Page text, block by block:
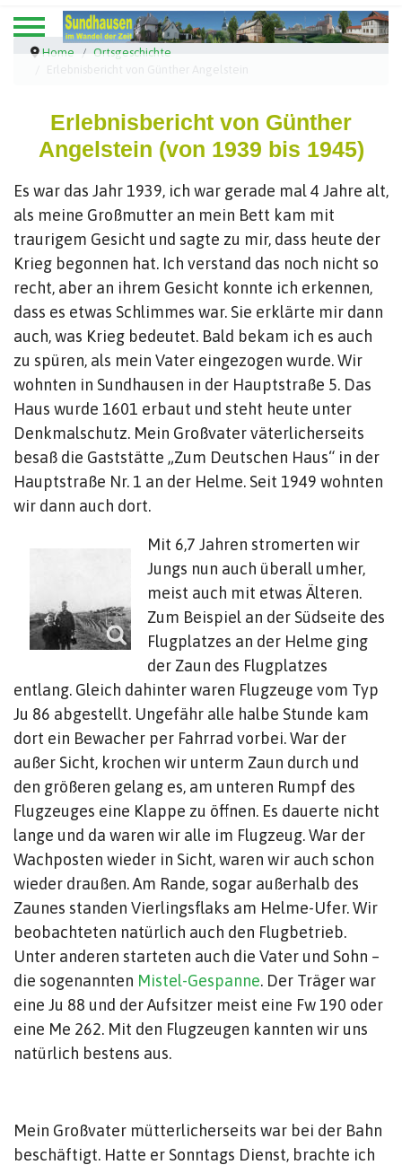
Home
Ortsgeschichte
Erlebnisbericht von Günther
Angelstein (von 1939 bis 1945)
Es war das Jahr 1939, ich war gerade mal 4 Jahre alt,
als meine Großmutter an mein Bett kam mit
traurigem Gesicht und sagte zu mir, dass heute der
Krieg begonnen hat. Ich verstand das noch nicht so
recht, aber an ihrem Gesicht konnte ich erkennen,
dass es etwas Schlimmes war. Sie erklärte mir dann
auch, was Krieg bedeutet. Bald bekam ich es auch
zu spüren, als mein Vater eingezogen wurde. Wir
wohnten in Sundhausen in der Hauptstraße 5. Das
Haus wurde 1601 erbaut und steht heute unter
Denkmalschutz. Mein Großvater väterlicherseits
besaß die Gaststätte „Zum Deutschen Haus“ in der
Hauptstraße Nr. 1 an der Helme. Seit 1949 wohnten
wir dann auch dort.
Mit 6,7 Jahren stromerten wir
Jungs nun auch überall umher,
meist auch mit etwas Älteren.
Zum Beispiel an der Südseite des
Flugplatzes an der Helme ging
der Zaun des Flugplatzes
entlang. Gleich dahinter waren Flugzeuge vom Typ
Ju 86 abgestellt. Ungefähr alle halbe Stunde kam
dort ein Bewacher per Fahrrad vorbei. War der
außer Sicht, krochen wir unterm Zaun durch und
den größeren gelang es, am unteren Rumpf des
Flugzeuges eine Klappe zu öffnen. Es dauerte nicht
lange und da waren wir alle im Flugzeug. War der
Wachposten wieder in Sicht, waren wir auch schon
wieder draußen. Am Rande, sogar außerhalb des
Zaunes standen Vierlingsflaks am Helme-Ufer. Wir
beobachteten natürlich auch den Flugbetrieb.
Unter anderen starteten auch die Vater und Sohn –
die sogenannten Mistel-Gespanne. Der Träger war
eine Ju 88 und der Aufsitzer meist eine Fw 190 oder
eine Me 262. Mit den Flugzeugen kannten wir uns
natürlich bestens aus.
Mein Großvater mütterlicherseits war bei der Bahn
beschäftigt. Hatte er Sonntags Dienst, brachte ich